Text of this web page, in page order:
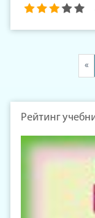
«
Рейтинг